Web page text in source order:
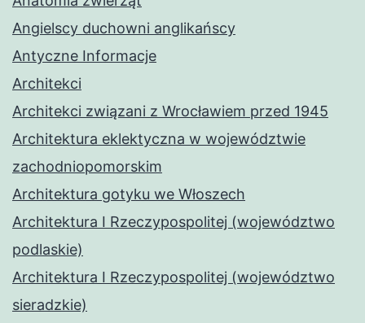
Angielscy duchowni anglikańscy
Antyczne Informacje
Architekci
Architekci związani z Wrocławiem przed 1945
Architektura eklektyczna w województwie
zachodniopomorskim
Architektura gotyku we Włoszech
Architektura I Rzeczypospolitej (województwo
podlaskie)
Architektura I Rzeczypospolitej (województwo
sieradzkie)